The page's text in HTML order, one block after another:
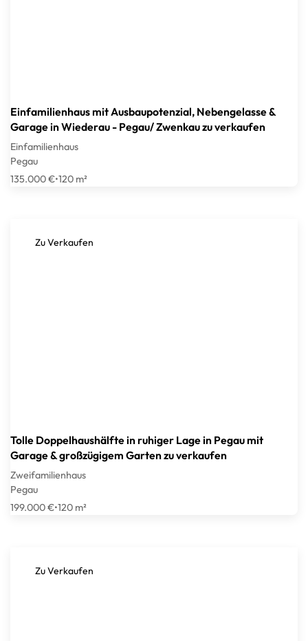
Einfamilienhaus mit Ausbaupotenzial, Nebengelasse &
Garage in Wiederau - Pegau/ Zwenkau zu verkaufen
Einfamilienhaus
Pegau
135.000 €•120 m²
Zu Verkaufen
Tolle Doppelhaushälfte in ruhiger Lage in Pegau mit
Garage & großzügigem Garten zu verkaufen
Zweifamilienhaus
Pegau
199.000 €•120 m²
Zu Verkaufen